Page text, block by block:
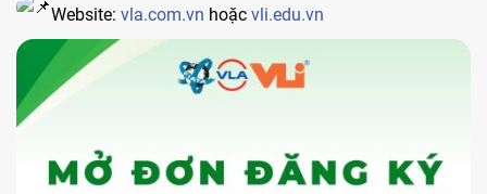
Website: vla.com.vn hoặc vli.edu.vn